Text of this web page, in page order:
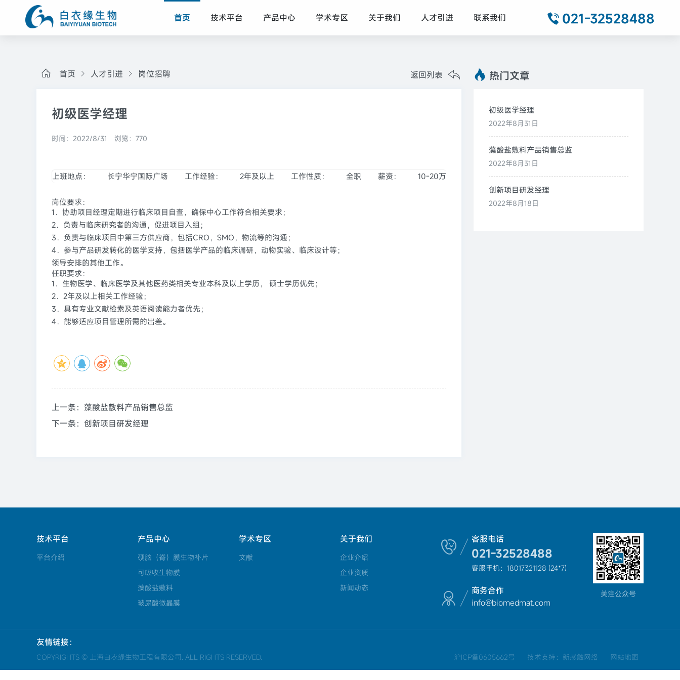
首页 技术平台 产品中心 学术专区 关于我们 人才引进 联系我们 021-32528488
首页 人才引进 岗位招聘 返回列表
初级医学经理
时间：2022/8/31 浏览：770
上班地点： 长宁华宁国际广场 工作经验： 2年及以上 工作性质： 全职 薪资： 10-20万
岗位要求：
1．协助项目经理定期进行临床项目自查，确保中心工作符合相关要求；
2．负责与临床研究者的沟通，促进项目入组；
3．负责与临床项目中第三方供应商，包括CRO，SMO，物流等的沟通；
4．参与产品研发转化的医学支持，包括医学产品的临床调研，动物实验、临床设计等；
领导安排的其他工作。
任职要求：
1．生物医学、临床医学及其他医药类相关专业本科及以上学历， 硕士学历优先；
2．2年及以上相关工作经验；
3．具有专业文献检索及英语阅读能力者优先；
4．能够适应项目管理所需的出差。
上一条：藻酸盐敷料产品销售总监
下一条：创新项目研发经理
热门文章
初级医学经理
2022年8月31日
藻酸盐敷料产品销售总监
2022年8月31日
创新项目研发经理
2022年8月18日
技术平台
平台介绍
产品中心
硬脑（脊）膜生物补片
可吸收生物膜
藻酸盐敷料
玻尿酸微晶膜
学术专区
文献
关于我们
企业介绍
企业资质
新闻动态
客服电话
021-32528488
客服手机：18017321128 (24*7)
商务合作
info@biomedmat.com
关注公众号
友情链接：
COPYRIGHTS © 上海白衣缘生物工程有限公司. ALL RIGHTS RESERVED. 沪ICP备0605662号 技术支持：新感触网络 网站地图